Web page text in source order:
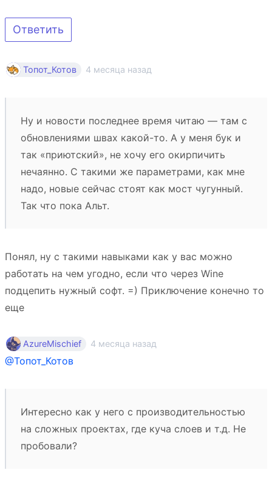
Ответить
Топот_Котов 4 месяца назад
Ну и новости последнее время читаю — там с
обновлениями швах какой-то. А у меня бук и
так «приютский», не хочу его окирпичить
нечаянно. С такими же параметрами, как мне
надо, новые сейчас стоят как мост чугунный.
Так что пока Альт.
Понял, ну с такими навыками как у вас можно
работать на чем угодно, если что через Wine
подцепить нужный софт. =) Приключение конечно то
еще
AzureMischief 4 месяца назад
@Топот_Котов
Интересно как у него с производительностью
на сложных проектах, где куча слоев и т.д. Не
пробовали?